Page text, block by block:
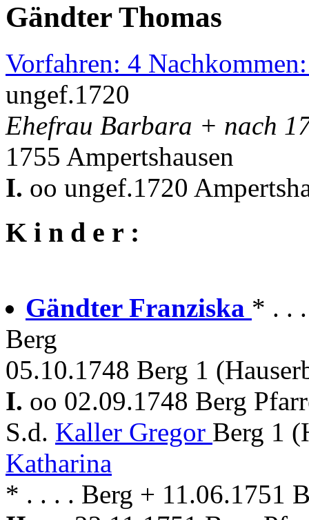
Gändter Thomas
Vorfahren: 4
ungef.1720
Ehefrau Barbara + nach
1755 Ampertshausen
I. oo ungef.1720
K i n d e r :
Gändter Franziska * . .
Berg
05.10.1748 Berg 1
I. oo 02.09.1748 Berg
S.d. Kaller Gregor Berg 1
Katharina
* . . . . Berg + 11.06.1751